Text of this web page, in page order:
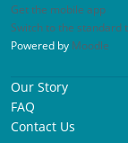
Get the mobile app
Switch to the standard
Powered by Moodle
Our Story
FAQ
Contact Us